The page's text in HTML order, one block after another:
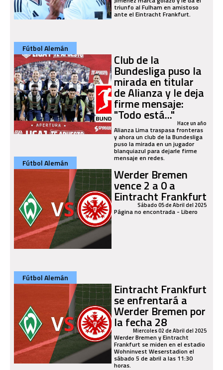
triunfo al Fulham en amistoso
ante el Eintracht Frankfurt.
Fútbol Alemán
Club de la
Bundesliga puso la
mirada en titular
de Alianza y le deja
firme mensaje:
"Todo está..." Hace un año
Alianza Lima traspasa fronteras
y ahora un club de la Bundesliga
puso la mirada en un jugador
blanquiazul para dejarle firme
mensaje en redes.
Fútbol Alemán
Werder Bremen
vence 2 a 0 a
Eintracht Frankfurt
Sábado 05 de Abril del 2025
Página no encontrada - Libero
Fútbol Alemán
Eintracht Frankfurt
se enfrentará a
Werder Bremen por
la fecha 28
Miercoles 02 de Abril del 2025
Werder Bremen y Eintracht
Frankfurt se miden en el estadio
Wohninvest Weserstadion el
sábado 5 de abril a las 11:30
horas.